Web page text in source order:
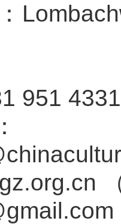
951 4331